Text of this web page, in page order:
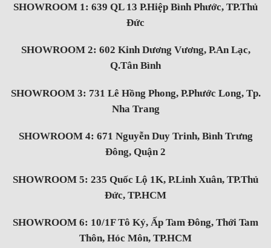
SHOWROOM 1: 639 QL 13 P.Hiệp Bình Phước, TP.Thủ
Đức
SHOWROOM 2: 602 Kinh Dương Vương, P.An Lạc,
Q.Tân Bình
SHOWROOM 3: 731 Lê Hồng Phong, P.Phước Long, Tp.
Nha Trang
SHOWROOM 4: 671 Nguyễn Duy Trinh, Bình Trưng
Đông, Quận 2
SHOWROOM 5: 235 Quốc Lộ 1K, P.Linh Xuân, TP.Thủ
Đức, TP.HCM
SHOWROOM 6: 10/1F Tô Ký, Ấp Tam Đông, Thới Tam
Thôn, Hóc Môn, TP.HCM